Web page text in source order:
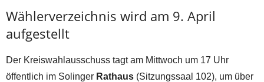
Wählerverzeichnis wird am 9. April
aufgestellt
Der Kreiswahlausschuss tagt am Mittwoch um 17 Uhr
öffentlich im Solinger Rathaus (Sitzungssaal 102), um über